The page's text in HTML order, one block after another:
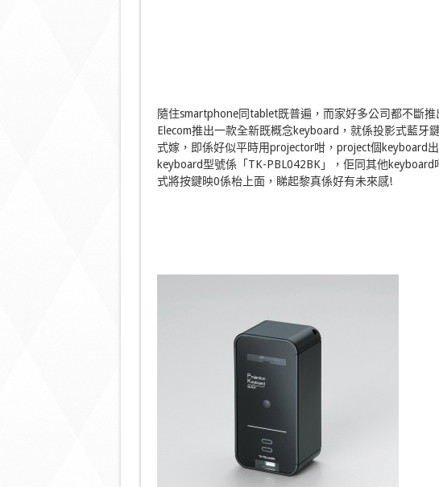
隨住smartphone同tablet既普遍，而家好多公司都不斷
Elecom推出一款全新既概念keyboard，就係投影式藍牙
式嫁，即係好似平時用projector咁，project個keyboard
keyboard型號係「TK-PBL042BK」，佢同其他
式將按鍵映0係枱上面，睇起黎真係好有未來感!